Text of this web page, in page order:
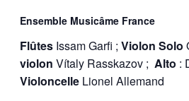
Ensemble Musicâme France
Flûtes Issam Garfi ; Violon Solo
violon Vítaly Rasskazov ; Alto :
VioloncelleLionel Allemand